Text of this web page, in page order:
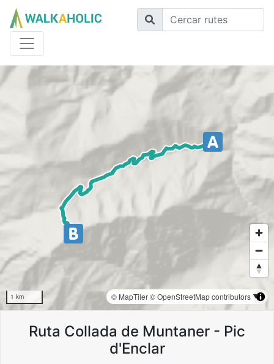
1 km © MapTiler© OpenStreetMap contributors
Ruta Collada de Muntaner - Pic
d'Enclar